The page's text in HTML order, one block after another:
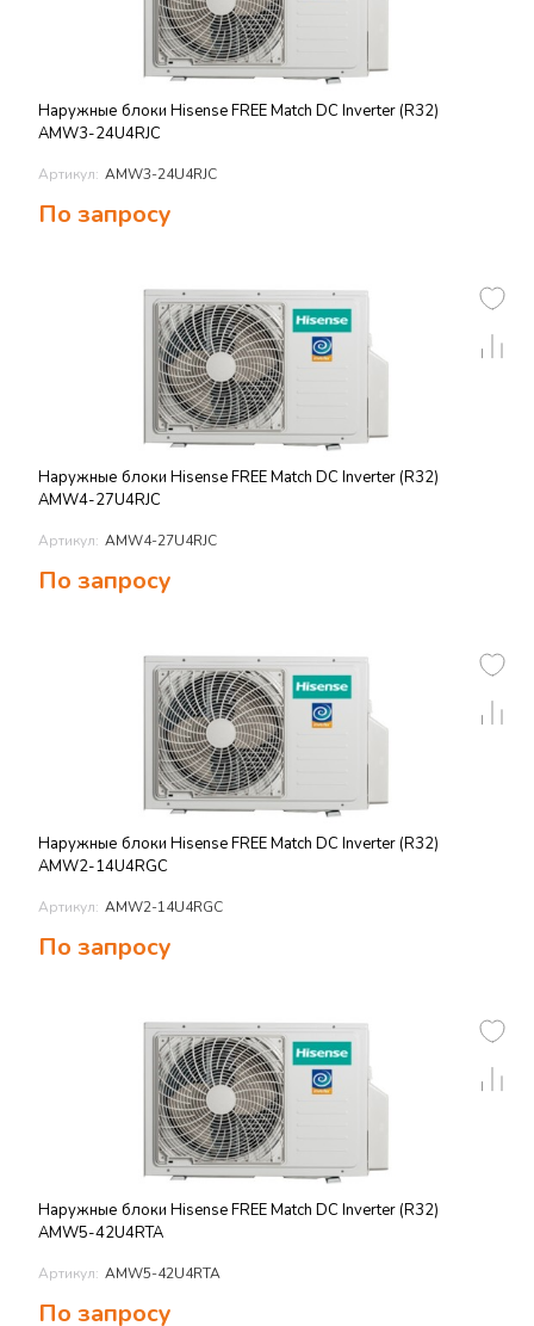
Наружные блоки Hisense FREE Match DC Inverter (R32)
AMW3-24U4RJC
Артикул: AMW3-24U4RJC
По запросу
Наружные блоки Hisense FREE Match DC Inverter (R32)
AMW4-27U4RJC
Артикул: AMW4-27U4RJC
По запросу
Наружные блоки Hisense FREE Match DC Inverter (R32)
AMW2-14U4RGC
Артикул: AMW2-14U4RGC
По запросу
Наружные блоки Hisense FREE Match DC Inverter (R32)
AMW5-42U4RTA
Артикул: AMW5-42U4RTA
По запросу